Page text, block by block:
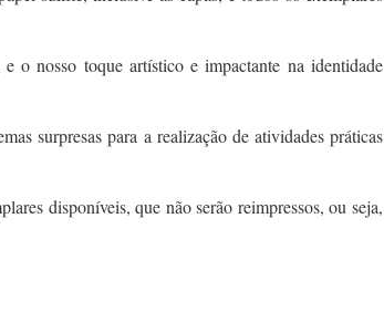
o nosso toque artístico e impactante na identidade
surpresas para a realização de atividades práticas
disponíveis, que não serão reimpressos, ou seja,